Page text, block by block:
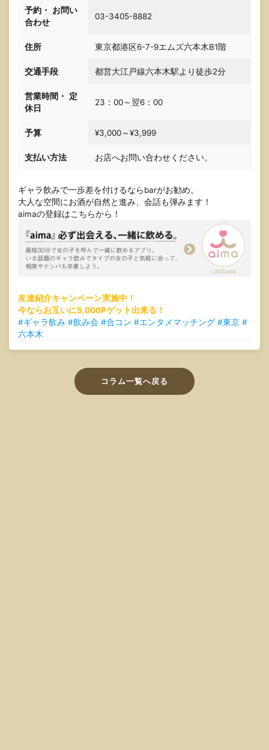
予約・
お問い
合わせ
03-3405-8882
住所 東京都港区6-7-9エムズ六本木B1階
交通手段 都営大江戸線六本木駅より徒歩2分
営業時間・
定
休日
23：00～翌6：00
予算 ¥3,000～¥3,999
支払い方法 お店へお問い合わせください。
ギャラ飲みで一歩差を付けるならbarがお勧め。
大人な空間にお酒が自然と進み、会話も弾みます！
aimaの登録はこちらから！
友達紹介キャンペーン実施中！
今ならお互いに5,000Pゲット出来る！
#ギャラ飲み #飲み会 #合コン #エンタメマッチング #東京 #
六本木
コラム一覧へ戻る